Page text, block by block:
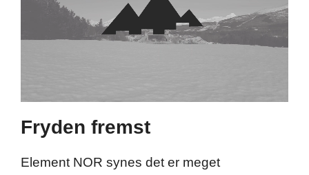
Fryden fremst
Element NOR synes det er meget